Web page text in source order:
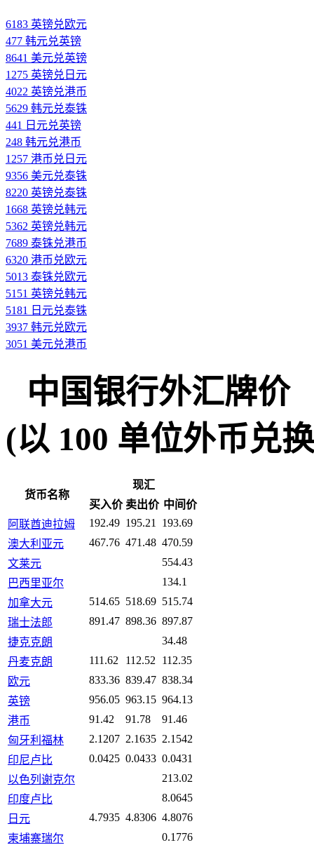
6183 英镑兑欧元
477 韩元兑英镑
8641 美元兑英镑
1275 英镑兑日元
4022 英镑兑港币
5629 韩元兑泰铢
441 日元兑英镑
248 韩元兑港币
1257 港币兑日元
9356 美元兑泰铢
8220 英镑兑泰铢
1668 英镑兑韩元
5362 英镑兑韩元
7689 泰铢兑港币
6320 港币兑欧元
5013 泰铢兑欧元
5151 英镑兑韩元
5181 日元兑泰铢
3937 韩元兑欧元
3051 美元兑港币
中国银行外汇牌价
(以 100 单位外币兑
货币名称
现汇
买入价 卖出价 中间价
阿联酋迪拉姆
192.49 195.21
193.69
澳大利亚元
467.76 471.48 470.59
文莱元
554.43
巴西里亚尔
134.1
加拿大元
514.65 518.69 515.74
瑞士法郎
891.47 898.36 897.87
捷克克朗
34.48
丹麦克朗
111.62 112.52
112.35
欧元
833.36 839.47 838.34
英镑
956.05 963.15 964.13
港币
91.42 91.78
91.46
匈牙利福林
2.1207 2.1635 2.1542
印尼卢比
0.0425 0.0433 0.0431
以色列谢克尔
213.02
印度卢比
8.0645
日元
4.7935 4.8306 4.8076
柬埔寨瑞尔
0.1776